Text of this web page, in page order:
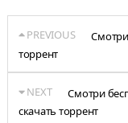
PREVIOUS
торрент
NEXT
Смотри
скачать торрент